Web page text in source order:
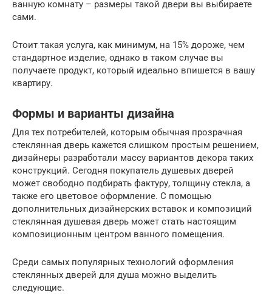
ванную комнату – размеры такой двери вы выбираете
сами.
Стоит такая услуга, как минимум, на 15% дороже, чем
стандартное изделие, однако в таком случае вы
получаете продукт, который идеально впишется в вашу
квартиру.
Формы и варианты дизайна
Для тех потребителей, которым обычная прозрачная
стеклянная дверь кажется слишком простым решением,
дизайнеры разработали массу вариантов декора таких
конструкций. Сегодня покупатель душевых дверей
может свободно подбирать фактуру, толщину стекла, а
также его цветовое оформление. С помощью
дополнительных дизайнерских вставок и композиций
стеклянная душевая дверь может стать настоящим
композиционным центром ванного помещения.
Среди самых популярных технологий оформления
стеклянных дверей для душа можно выделить
следующие.